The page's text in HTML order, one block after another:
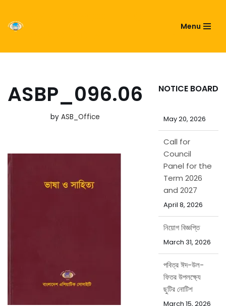
Skip
content
Menu
ASBP_096.06
byASB_Office
NOTICE BOARD
ছুটির নোটিশ
Call for
Council
Panel for the
Term 2026
and 2027
April 8, 2026
নিয়োগ বিজ্ঞপ্তি
March 31, 2026
পবিত্র ঈদ-উল-
ফিতর উপলক্ষ্যে
ছুটির নোটিশ
March 15, 2026